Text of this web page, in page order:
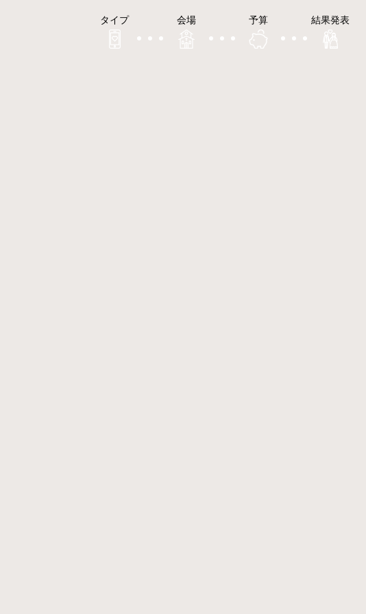
タイプ 会場 予算 結果発表